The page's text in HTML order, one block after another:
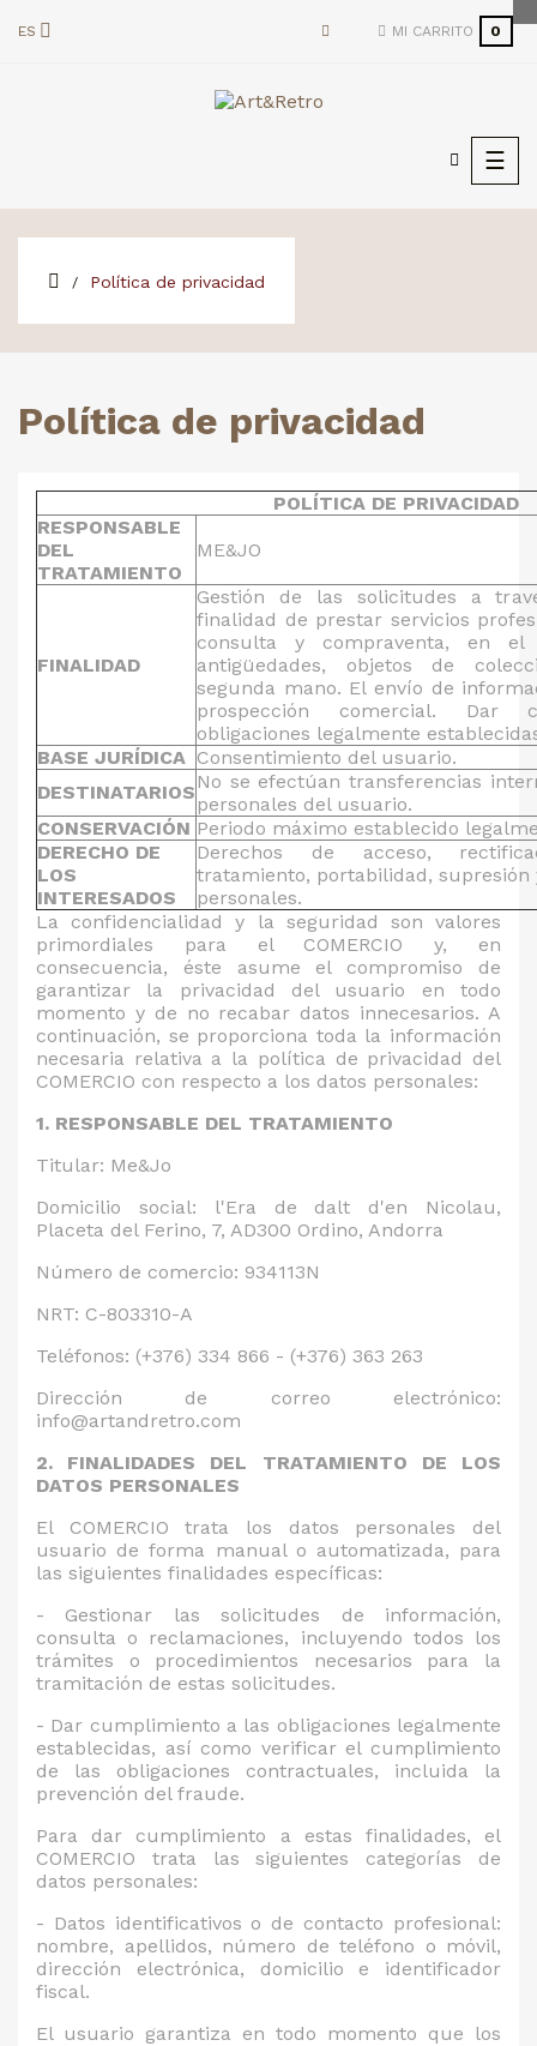
ES MI CARRITO 0
de
☰
Política de privacidad
Política de privacidad
POLÍTICA DE PRIVACIDAD
RESPONSABLE
DEL
TRATAMIENTO
ME&JO
FINALIDAD
Gestión de las solicitudes a
finalidad de prestar servicios
consulta y compraventa, en
antigüedades, objetos de
segunda mano. El envío de
prospección comercial. Dar
obligaciones legalmente
BASE JURÍDICA Consentimiento del usuario.
DESTINATARIOSNo se efectúan transferencias
personales del usuario.
CONSERVACIÓN Periodo máximo establecido
DERECHO DE
LOS
INTERESADOS
Derechos de acceso,
tratamiento, portabilidad, supresión
personales.
La confidencialidad y la seguridad son valores
primordiales para el COMERCIO y, en
consecuencia, éste asume el compromiso de
garantizar la privacidad del usuario en todo
momento y de no recabar datos innecesarios. A
continuación, se proporciona toda la información
necesaria relativa a la política de privacidad del
COMERCIO con respecto a los datos personales:
1. RESPONSABLE DEL TRATAMIENTO
Titular: Me&Jo
Domicilio social: l'Era de dalt d'en Nicolau,
Placeta del Ferino, 7, AD300 Ordino, Andorra
Número de comercio: 934113N
NRT: C-803310-A
Teléfonos: (+376) 334 866 - (+376) 363 263
Dirección de correo electrónico:
info@artandretro.com
2. FINALIDADES DEL TRATAMIENTO DE LOS
DATOS PERSONALES
El COMERCIO trata los datos personales del
usuario de forma manual o automatizada, para
las siguientes finalidades específicas:
- Gestionar las solicitudes de información,
consulta o reclamaciones, incluyendo todos los
trámites o procedimientos necesarios para la
tramitación de estas solicitudes.
- Dar cumplimiento a las obligaciones legalmente
establecidas, así como verificar el cumplimiento
de las obligaciones contractuales, incluida la
prevención del fraude.
Para dar cumplimiento a estas finalidades, el
COMERCIO trata las siguientes categorías de
datos personales:
- Datos identificativos o de contacto profesional:
nombre, apellidos, número de teléfono o móvil,
dirección electrónica, domicilio e identificador
fiscal.
El usuario garantiza en todo momento que los